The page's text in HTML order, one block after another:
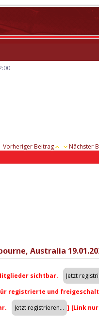
Vorheriger Beitrag Nächster
Australia
sichtbar.
registrierte und
] [Link